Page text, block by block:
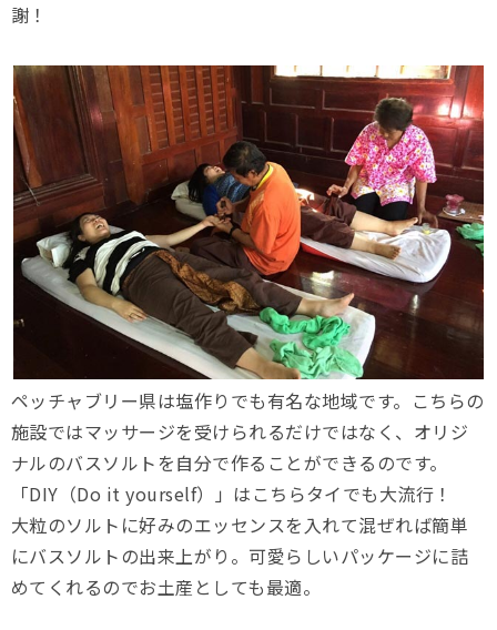
謝！
ペッチャブリー県は塩作りでも有名な地域です。こちらの
施設ではマッサージを受けられるだけではなく、オリジ
ナルのバスソルトを自分で作ることができるのです。
「DIY（Do it yourself）」はこちらタイでも大流行！
大粒のソルトに好みのエッセンスを入れて混ぜれば簡単
にバスソルトの出来上がり。可愛らしいパッケージに詰
めてくれるのでお土産としても最適。